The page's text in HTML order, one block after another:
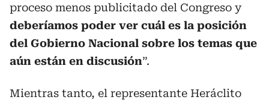
proceso menos publicitado del Congreso y
deberíamos poder ver cuál es la posición
del Gobierno Nacional sobre los temas que
aún están en discusión”.
Mientras tanto, el representante Heráclito